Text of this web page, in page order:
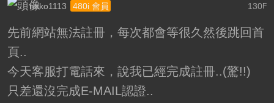
130F
nako1113 480i 會員
先前網站無法註冊，每次都會等很久然後跳回首
頁..
今天客服打電話來，說我已經完成註冊..(驚!!)
只差還沒完成E-MAIL認證..